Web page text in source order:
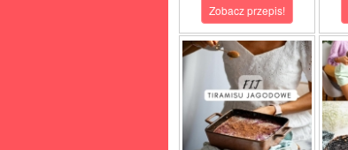
Zobacz przepis!